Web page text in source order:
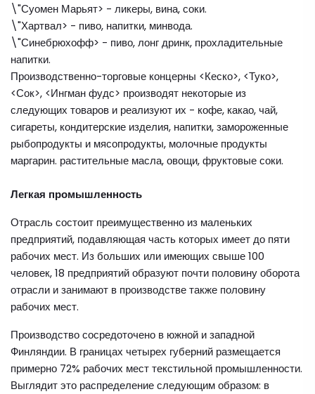
\"Суомен Марьят> - ликеры, вина, соки.
\"Хартвал> - пиво, напитки, минвода.
\"Синебрюхофф> - пиво, лонг дринк, прохладительные
напитки.
Производственно-торговые концерны <Кеско>, <Туко>,
<Сок>, <Ингман фудс> производят некоторые из
следующих товаров и реализуют их - кофе, какао, чай,
сигареты, кондитерские изделия, напитки, замороженные
рыбопродукты и мясопродукты, молочные продукты
маргарин. растительные масла, овощи, фруктовые соки.
Легкая промышленность
Отрасль состоит преимущественно из маленьких
предприятий, подавляющая часть которых имеет до пяти
рабочих мест. Из больших или имеющих свыше 100
человек, 18 предприятий образуют почти половину оборота
отрасли и занимают в производстве также половину
рабочих мест.
Производство сосредоточено в южной и западной
Финляндии. В границах четырех губерний размещается
примерно 72% рабочих мест текстильной промышленности.
Выглядит это распределение следующим образом: в